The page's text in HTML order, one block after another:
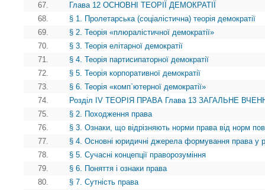
67.
Глава 12 ОСНОВНІ ТЕОРІЇ ДЕМОКРАТІЇ
68.
§ 1. Пролетарська (соціалістична) теорія демократії
69.
§ 2. Теорія «плюралістичної демократії»
70.
§ 3. Теорія елітарної демократії
71.
§ 4. Теорія партисипаторної демократії
72.
§ 5. Теорія корпоративної демократії
73.
§ 6. Теорія «комп`ютерної демократії»
74.
Розділ IV ТЕОРІЯ ПРАВА Глава 13 ЗАГАЛЬНЕ
75.
§ 2. Походження права
76.
§ 3. Ознаки, що відрізняють норми права від норм
77.
§ 4. Основні юридичні джерела формування права у
78.
§ 5. Сучасні концепції праворозуміння
79.
§ 6. Поняття і ознаки права
80.
§ 7. Сутність права